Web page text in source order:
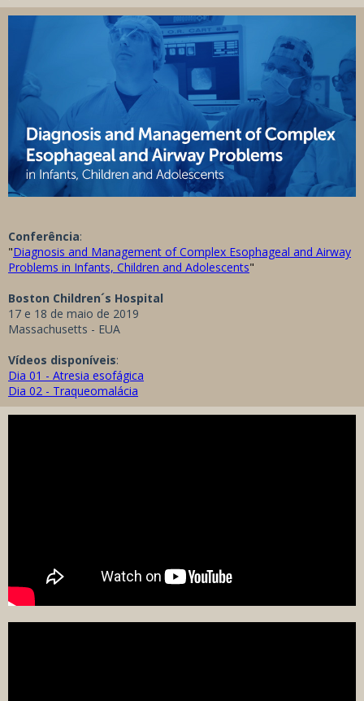
Conferência:
"Diagnosis and Management of Complex Esophageal and Airway
Problems in Infants, Children and Adolescents"
Boston Children´s Hospital
17 e 18 de maio de 2019
Massachusetts - EUA
Vídeos disponíveis:
Dia 01 - Atresia esofágica
Dia 02 - Traqueomalácia